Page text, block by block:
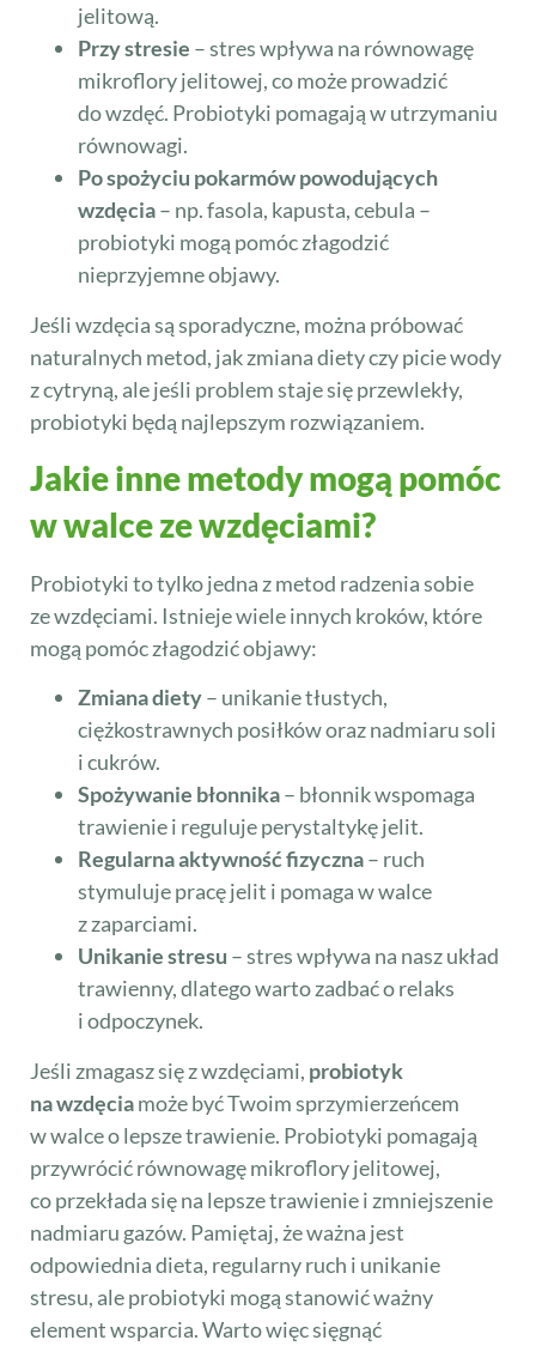
jelitową.
Przy stresie – stres wpływa na równowagę
mikroflory jelitowej, co może prowadzić
do wzdęć. Probiotyki pomagają w utrzymaniu
równowagi.
Po spożyciu pokarmów powodujących
wzdęcia– np. fasola, kapusta, cebula –
probiotyki mogą pomóc złagodzić
nieprzyjemne objawy.
Jeśli wzdęcia są sporadyczne, można próbować
naturalnych metod, jak zmiana diety czy picie wody
z cytryną, ale jeśli problem staje się przewlekły,
probiotyki będą najlepszym rozwiązaniem.
Jakie inne metody mogą pomóc
w walce ze wzdęciami?
Probiotyki to tylko jedna z metod radzenia sobie
ze wzdęciami. Istnieje wiele innych kroków, które
mogą pomóc złagodzić objawy:
Zmiana diety– unikanie tłustych,
ciężkostrawnych posiłków oraz nadmiaru soli
i cukrów.
Spożywanie błonnika– błonnik wspomaga
trawienie i reguluje perystaltykę jelit.
Regularna aktywność fizyczna– ruch
stymuluje pracę jelit i pomaga w walce
z zaparciami.
Unikanie stresu – stres wpływa na nasz układ
trawienny, dlatego warto zadbać o relaks
i odpoczynek.
Jeśli zmagasz się z wzdęciami, probiotyk
na wzdęciamoże być Twoim sprzymierzeńcem
w walce o lepsze trawienie. Probiotyki pomagają
przywrócić równowagę mikroflory jelitowej,
co przekłada się na lepsze trawienie i zmniejszenie
nadmiaru gazów. Pamiętaj, że ważna jest
odpowiednia dieta, regularny ruch i unikanie
stresu, ale probiotyki mogą stanowić ważny
element wsparcia. Warto więc sięgnąć